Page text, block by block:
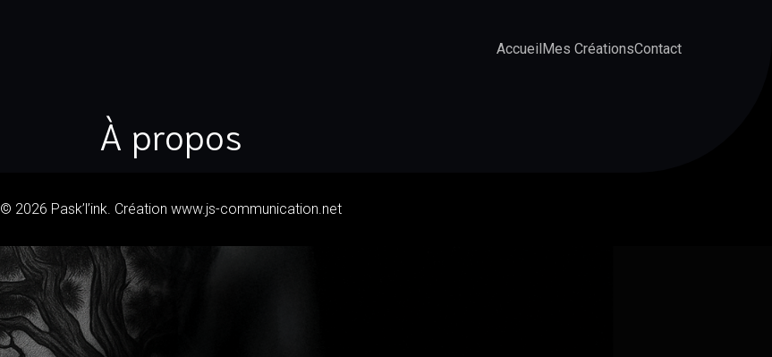
AccueilMes CréationsContact
À propos
© 2026 Pask’l’ink. Création www.js-communication.net